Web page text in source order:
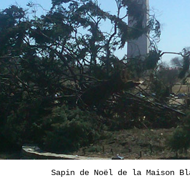
Sapin de Noël de la Maison